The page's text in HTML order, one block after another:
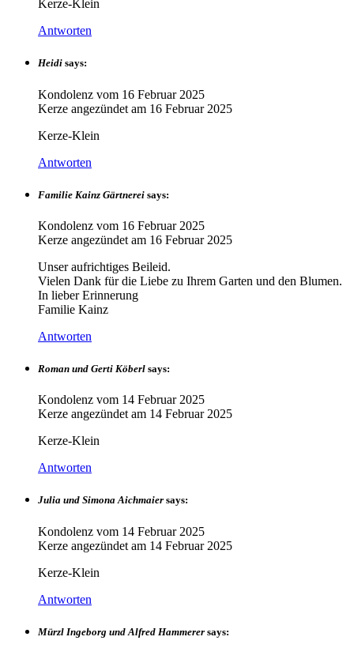
Kerze-Klein
Antworten
Heidi says:
Kondolenz vom 16 Februar 2025
Kerze angezündet am 16 Februar 2025
Kerze-Klein
Antworten
Familie Kainz Gärtnerei says:
Kondolenz vom 16 Februar 2025
Kerze angezündet am 16 Februar 2025
Unser aufrichtiges Beileid.
Vielen Dank für die Liebe zu Ihrem Garten und den Blumen.
In lieber Erinnerung
Familie Kainz
Antworten
Roman und Gerti Köberl says:
Kondolenz vom 14 Februar 2025
Kerze angezündet am 14 Februar 2025
Kerze-Klein
Antworten
Julia und Simona Aichmaier says:
Kondolenz vom 14 Februar 2025
Kerze angezündet am 14 Februar 2025
Kerze-Klein
Antworten
Mürzl Ingeborg und Alfred Hammerer says: